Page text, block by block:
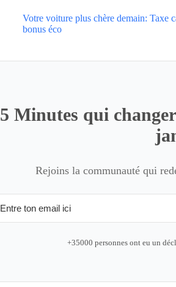
Votre voiture plus chère demain: Taxe
bonus éco
5 Minutes qui
Rejoins la communauté qui
+35000 personnes ont eu un